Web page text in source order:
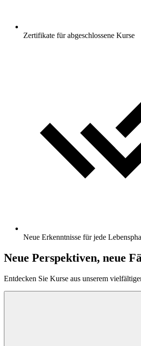
Zertifikate für abgeschlossene Kurse
Neue Erkenntnisse für jede
Neue Perspektiven, neue
Entdecken Sie Kurse aus unserem